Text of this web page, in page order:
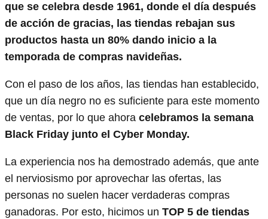
que se celebra desde 1961, donde el día después
de acción de gracias, las tiendas rebajan sus
productos hasta un 80% dando inicio a la
temporada de compras navideñas.
Con el paso de los años, las tiendas han establecido,
que un día negro no es suficiente para este momento
de ventas, por lo que ahora celebramos la semana
Black Friday junto el Cyber Monday.
La experiencia nos ha demostrado además, que ante
el nerviosismo por aprovechar las ofertas, las
personas no suelen hacer verdaderas compras
ganadoras. Por esto, hicimos un TOP 5 de tiendas